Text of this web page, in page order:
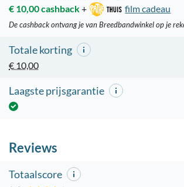
€ 10,00 cashback+ film cadeau
De cashback ontvang je van Breedbandwinkel op je
Totale korting
€ 10,00
Laagste prijsgarantie
Reviews
Totaalscore